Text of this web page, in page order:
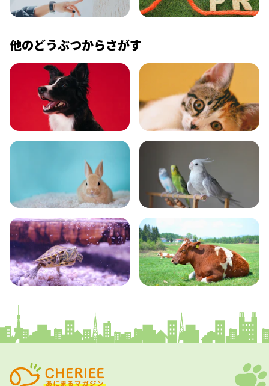
他のどうぶつからさがす
いぬ ねこ
小動物 とり・さかな